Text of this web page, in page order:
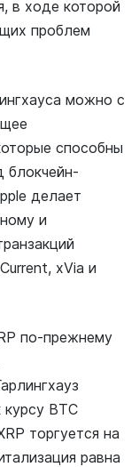
в ходе которой
проблем
можно с
способны
блокчейн-
делает
и
xVia и
по-прежнему
курсу ВТС
торгуется на
равна